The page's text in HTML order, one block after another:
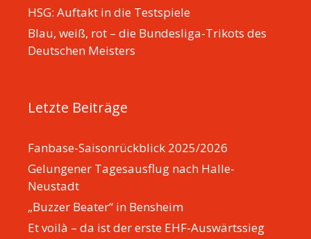
HSG: Auftakt in die Testspiele
Blau, weiß, rot – die Bundesliga-Trikots des
Deutschen Meisters
Letzte Beiträge
Fanbase-Saisonrückblick 2025/2026
Gelungener Tagesausflug nach Halle-
Neustadt
„Buzzer Beater“ in Bensheim
Et voilà – da ist der erste EHF-Auswärtssieg